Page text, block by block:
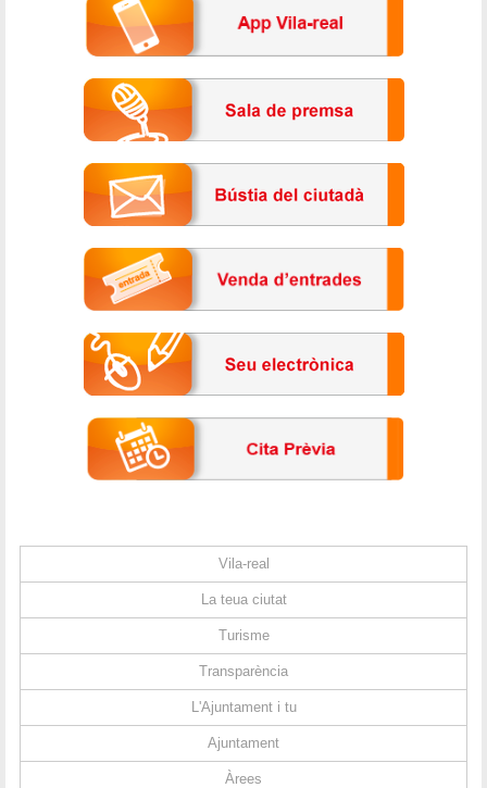
Vila-real
La teua ciutat
Turisme
Transparència
L'Ajuntament i tu
Ajuntament
Àrees